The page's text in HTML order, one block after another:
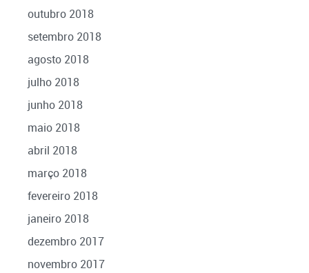
outubro 2018
setembro 2018
agosto 2018
julho 2018
junho 2018
maio 2018
abril 2018
março 2018
fevereiro 2018
janeiro 2018
dezembro 2017
novembro 2017